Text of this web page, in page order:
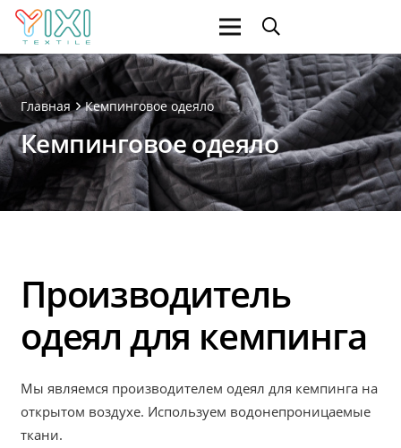
Главная Кемпинговое одеяло
Кемпинговое одеяло
Производитель
одеял для кемпинга
Мы являемся производителем одеял для кемпинга на
открытом воздухе. Используем водонепроницаемые
ткани.